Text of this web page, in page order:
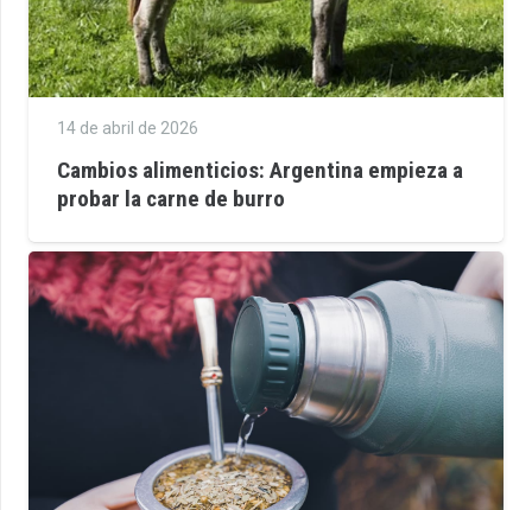
14 de abril de 2026
Cambios alimenticios: Argentina empieza a
probar la carne de burro